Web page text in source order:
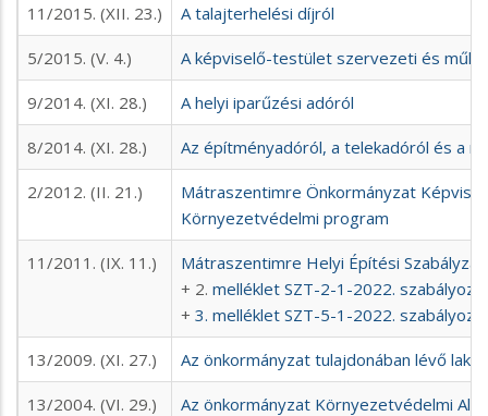
11/2015. (XII. 23.) A talajterhelési díjról
5/2015. (V. 4.) A képviselő-testület szervezeti és
9/2014. (XI. 28.) A helyi iparűzési adóról
8/2014. (XI. 28.) Az építményadóról, a telekadóról és a
2/2012. (II. 21.)
Mátraszentimre Önkormányzat
Környezetvédelmi program
11/2011. (IX. 11.)
Mátraszentimre Helyi Építési
+ 2. melléklet SZT-2-1-2022.
+ 3. melléklet SZT-5-1-2022.
13/2009. (XI. 27.) Az önkormányzat tulajdonában lévő
13/2004. (VI. 29.) Az önkormányzat Környezetvédelmi